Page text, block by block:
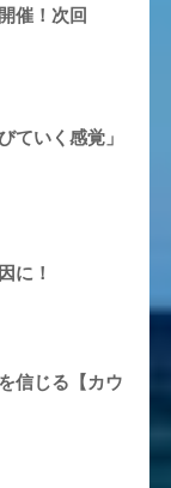
催！次回
ていく感覚」
に！
信じる【カウ